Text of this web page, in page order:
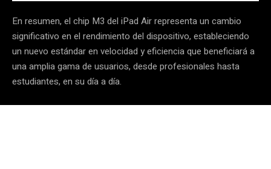
En resumen, el chip M3 del iPad Air representa un cambio
significativo en el rendimiento del dispositivo, estableciendo
un nuevo estándar en velocidad y eficiencia que beneficiará a
una amplia gama de usuarios, desde profesionales hasta
estudiantes, en su día a día.